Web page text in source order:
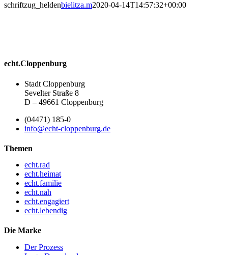
schriftzug_heldenbielitza.m2020-04-14T14:57:32+00:00
echt.Cloppenburg
Stadt Cloppenburg
Sevelter Straße 8
D – 49661 Cloppenburg
(04471) 185-0
info@echt-cloppenburg.de
Themen
echt.rad
echt.heimat
echt.familie
echt.nah
echt.engagiert
echt.lebendig
Die Marke
Der Prozess